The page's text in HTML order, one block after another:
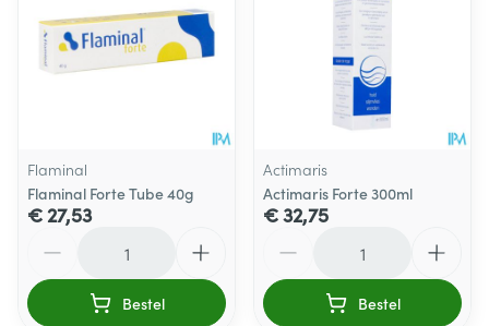
Flaminal
Flaminal Forte Tube 40g
€ 27,53
Bestel
Actimaris
Actimaris Forte 300ml
€ 32,75
Bestel